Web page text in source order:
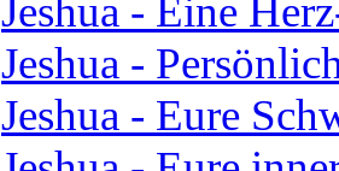
Jeshua - Eine
Jeshua -
Jeshua - Eure